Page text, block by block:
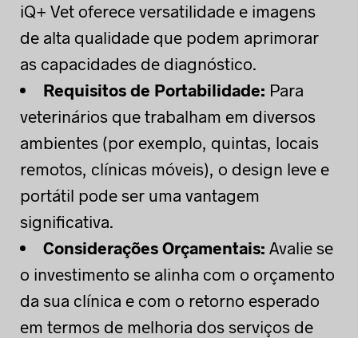
iQ+ Vet oferece versatilidade e imagens
de alta qualidade que podem aprimorar
as capacidades de diagnóstico.
Requisitos de Portabilidade: Para
veterinários que trabalham em diversos
ambientes (por exemplo, quintas, locais
remotos, clínicas móveis), o design leve e
portátil pode ser uma vantagem
significativa.
Considerações Orçamentais: Avalie se
o investimento se alinha com o orçamento
da sua clínica e com o retorno esperado
em termos de melhoria dos serviços de